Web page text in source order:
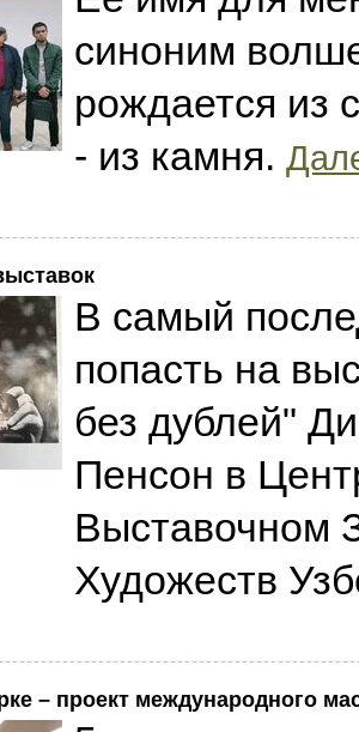
синоним
рождается из
- из камня.
В самый
попасть на
без дублей"
Пенсон в
Выставочном
Художеств
– проект международного